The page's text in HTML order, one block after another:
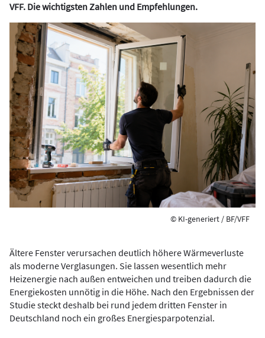
VFF. Die wichtigsten Zahlen und Empfehlungen.
© KI-generiert / BF/VFF
Ältere Fenster verursachen deutlich höhere Wärmeverluste
als moderne Verglasungen. Sie lassen wesentlich mehr
Heizenergie nach außen entweichen und treiben dadurch die
Energiekosten unnötig in die Höhe. Nach den Ergebnissen der
Studie steckt deshalb bei rund jedem dritten Fenster in
Deutschland noch ein großes Energiesparpotenzial.